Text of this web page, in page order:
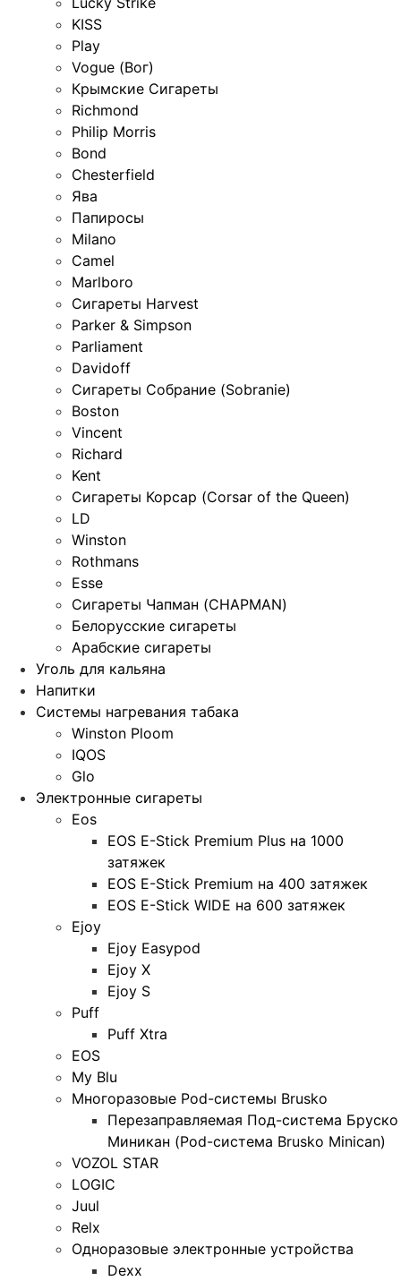
KISS
Play
Vogue (Вог)
Крымские Сигареты
Richmond
Philip Morris
Bond
Chesterfield
Ява
Папиросы
Milano
Camel
Marlboro
Сигареты Harvest
Parker & Simpson
Parliament
Davidoff
Сигареты Собрание (Sobranie)
Boston
Vincent
Richard
Kent
Сигареты Корсар (Corsar of the Queen)
LD
Winston
Rothmans
Esse
Сигареты Чапман (CHAPMAN)
Белорусские сигареты
Арабские сигареты
Уголь для кальяна
Напитки
Системы нагревания табака
Winston Ploom
IQOS
Glo
Электронные сигареты
Eos
EOS E-Stick Premium Plus на 1000
затяжек
EOS E-Stick Premium на 400 затяжек
EOS E-Stick WIDE на 600 затяжек
Ejoy
Ejoy Easypod
Ejoy X
Ejoy S
Puff
Puff Xtra
EOS
My Blu
Многоразовые Pod-системы Brusko
Перезаправляемая Под-система Бруско
Миникан (Pod-система Brusko Minican)
VOZOL STAR
LOGIC
Juul
Relx
Одноразовые электронные устройства
Dexx